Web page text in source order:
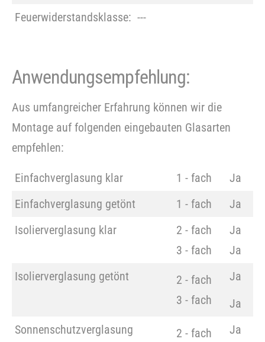
Feuerwiderstandsklasse: ---
Anwendungsempfehlung:
Aus umfangreicher Erfahrung können wir die
Montage auf folgenden eingebauten Glasarten
empfehlen:
Einfachverglasung klar 1 - fach
Ja
Einfachverglasung getönt
1 - fach
Ja
Isolierverglasung klar
2 - fach
3 - fach
Ja
Ja
Isolierverglasung getönt
2 - fach
3 - fach
Ja
Ja
Sonnenschutzverglasung
2 - fach
Ja